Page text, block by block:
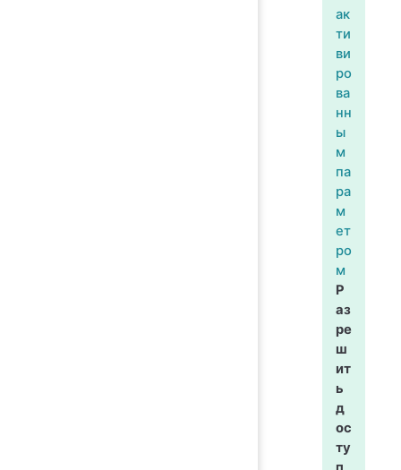
ак
ти
ви
ро
ва
нн
ы
м
па
ра
м
ет
ро
м
Р
аз
ре
ш
ит
ь
д
ос
ту